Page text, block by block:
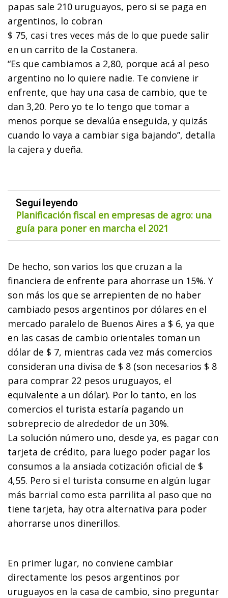
papas sale 210 uruguayos, pero si se paga en
argentinos, lo cobran
$ 75, casi tres veces más de lo que puede salir
en un carrito de la Costanera.
“Es que cambiamos a 2,80, porque acá al peso
argentino no lo quiere nadie. Te conviene ir
enfrente, que hay una casa de cambio, que te
dan 3,20. Pero yo te lo tengo que tomar a
menos porque se devalúa enseguida, y quizás
cuando lo vaya a cambiar siga bajando”, detalla
la cajera y dueña.
Seguí leyendo
Planificación fiscal en empresas de agro: una
guía para poner en marcha el 2021
De hecho, son varios los que cruzan a la
financiera de enfrente para ahorrase un 15%. Y
son más los que se arrepienten de no haber
cambiado pesos argentinos por dólares en el
mercado paralelo de Buenos Aires a $ 6, ya que
en las casas de cambio orientales toman un
dólar de $ 7, mientras cada vez más comercios
consideran una divisa de $ 8 (son necesarios $ 8
para comprar 22 pesos uruguayos, el
equivalente a un dólar). Por lo tanto, en los
comercios el turista estaría pagando un
sobreprecio de alrededor de un 30%.
La solución número uno, desde ya, es pagar con
tarjeta de crédito, para luego poder pagar los
consumos a la ansiada cotización oficial de $
4,55. Pero si el turista consume en algún lugar
más barrial como esta parrilita al paso que no
tiene tarjeta, hay otra alternativa para poder
ahorrarse unos dinerillos.
En primer lugar, no conviene cambiar
directamente los pesos argentinos por
uruguayos en la casa de cambio, sino preguntar